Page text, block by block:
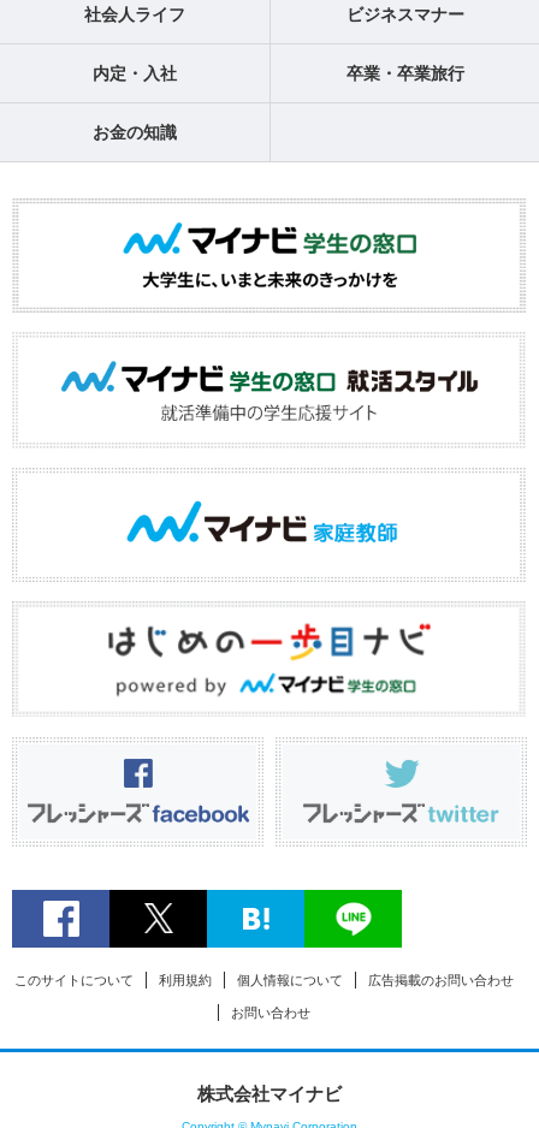
社会人ライフ ビジネスマナー
内定・入社 卒業・卒業旅行
お金の知識
このサイトについて 利用規約 個人情報について 広告掲載のお問い合わせ
お問い合わせ
株式会社マイナビ